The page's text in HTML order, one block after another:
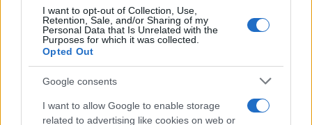
I want to opt-out of Collection, Use,
Retention, Sale, and/or Sharing of my
Personal Data that Is Unrelated with the
Purposes for which it was collected.
Opted Out
Google consents
I want to allow Google to enable storage
related to advertising like cookies on web or
Πλήρης κατάργηση πλαστικού όπου είναι
εφικτό & χρήση επαναχρησιμοποιούμενων
υλικών ή υλικών από ανακυκλωμένο χαρτί
τόσο στα υλικά συσκευασίας αλλά και στα
γραφεία της εταιρείας τα οποία είναι ήδη
plastic-free